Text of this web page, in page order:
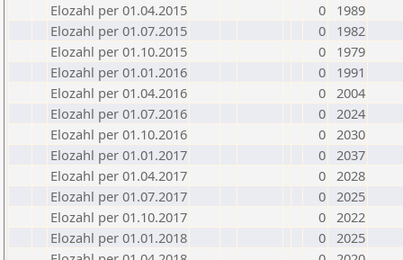
Elozahl per 01.04.2015
0
1989
Elozahl per 01.07.2015
0
1982
Elozahl per 01.10.2015
0
1979
Elozahl per 01.01.2016
0
1991
Elozahl per 01.04.2016
0 2004
Elozahl per 01.07.2016
0 2024
Elozahl per 01.10.2016
0 2030
Elozahl per 01.01.2017
0 2037
Elozahl per 01.04.2017
0 2028
Elozahl per 01.07.2017
0 2025
Elozahl per 01.10.2017
0 2022
Elozahl per 01.01.2018
0 2025